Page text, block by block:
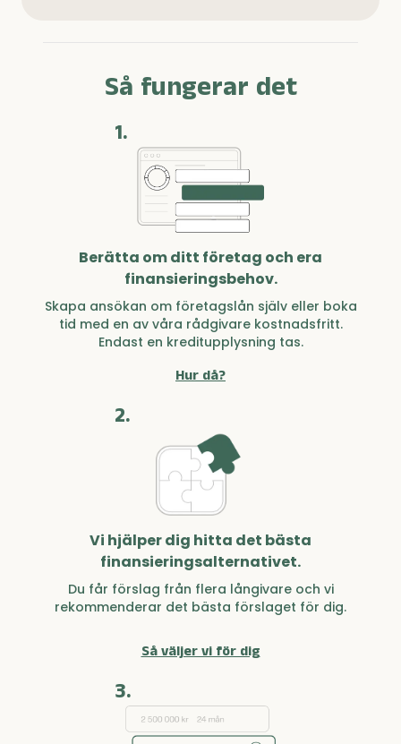
Så fungerar det
1.
Berätta om ditt företag och era
finansieringsbehov.
Skapa ansökan om företagslån själv eller boka
tid med en av våra rådgivare kostnadsfritt.
Endast en kreditupplysning tas.
Hur då?
2.
Vi hjälper dig hitta det bästa
finansieringsalternativet.
Du får förslag från flera långivare och vi
rekommenderar det bästa förslaget för dig.
Så väljer vi för dig
3.